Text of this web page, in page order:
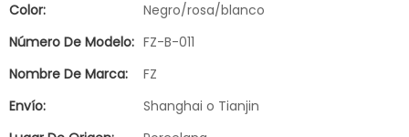
Color:
Negro/rosa/blanco
Número De Modelo: FZ-B-011
Nombre De Marca:
FZ
Envío:
Shanghai o Tianjin